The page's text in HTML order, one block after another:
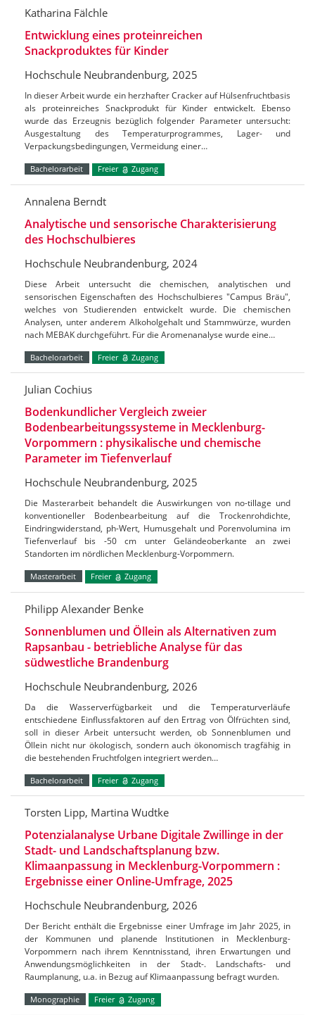
Katharina Fälchle
Entwicklung eines proteinreichen
Snackproduktes für Kinder
Hochschule Neubrandenburg, 2025
In dieser Arbeit wurde ein herzhafter Cracker auf Hülsenfruchtbasis
als proteinreiches Snackprodukt für Kinder entwickelt. Ebenso
wurde das Erzeugnis bezüglich folgender Parameter untersucht:
Ausgestaltung des Temperaturprogrammes, Lager- und
Verpackungsbedingungen, Vermeidung einer…
Bachelorarbeit Freier Zugang
Annalena Berndt
Analytische und sensorische Charakterisierung
des Hochschulbieres
Hochschule Neubrandenburg, 2024
Diese Arbeit untersucht die chemischen, analytischen und
sensorischen Eigenschaften des Hochschulbieres "Campus Bräu",
welches von Studierenden entwickelt wurde. Die chemischen
Analysen, unter anderem Alkoholgehalt und Stammwürze, wurden
nach MEBAK durchgeführt. Für die Aromenanalyse wurde eine…
Bachelorarbeit Freier Zugang
Julian Cochius
Bodenkundlicher Vergleich zweier
Bodenbearbeitungssysteme in Mecklenburg-
Vorpommern : physikalische und chemische
Parameter im Tiefenverlauf
Hochschule Neubrandenburg, 2025
Die Masterarbeit behandelt die Auswirkungen von no-tillage und
konventioneller Bodenbearbeitung auf die Trockenrohdichte,
Eindringwiderstand, ph-Wert, Humusgehalt und Porenvolumina im
Tiefenverlauf bis -50 cm unter Geländeoberkante an zwei
Standorten im nördlichen Mecklenburg-Vorpommern.
Masterarbeit Freier Zugang
Philipp Alexander Benke
Sonnenblumen und Öllein als Alternativen zum
Rapsanbau - betriebliche Analyse für das
südwestliche Brandenburg
Hochschule Neubrandenburg, 2026
Da die Wasserverfügbarkeit und die Temperaturverläufe
entschiedene Einflussfaktoren auf den Ertrag von Ölfrüchten sind,
soll in dieser Arbeit untersucht werden, ob Sonnenblumen und
Öllein nicht nur ökologisch, sondern auch ökonomisch tragfähig in
die bestehenden Fruchtfolgen integriert werden…
Bachelorarbeit Freier Zugang
Torsten Lipp, Martina Wudtke
Potenzialanalyse Urbane Digitale Zwillinge in der
Stadt- und Landschaftsplanung bzw.
Klimaanpassung in Mecklenburg-Vorpommern :
Ergebnisse einer Online-Umfrage, 2025
Hochschule Neubrandenburg, 2026
Der Bericht enthält die Ergebnisse einer Umfrage im Jahr 2025, in
der Kommunen und planende Institutionen in Mecklenburg-
Vorpommern nach ihrem Kenntnisstand, ihren Erwartungen und
Anwendungsmöglichkeiten in der Stadt-. Landschafts- und
Raumplanung, u.a. in Bezug auf Klimaanpassung befragt wurden.
Monographie Freier Zugang